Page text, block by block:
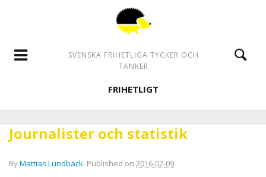
SVENSKA FRIHETLIGA TYCKER OCH
TÄNKER
FRIHETLIGT
Journalister och statistik
ByMattias Lundbäck. Published on 2016-02-09.